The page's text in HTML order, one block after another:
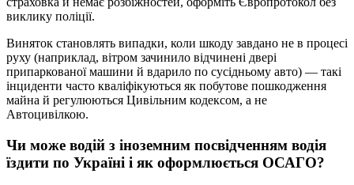
виклику поліції.
Виняток становлять випадки, коли шкоду завдано не в процесі
руху (наприклад, вітром зачинило відчинені двері
припаркованої машини й вдарило по сусідньому авто) — такі
інциденти часто кваліфікуються як побутове пошкодження
майна й регулюються Цивільним кодексом, а не
Автоцивілкою.
Чи може водій з іноземним посвідченням водія
їздити по Україні і як оформлюється ОСАГО?